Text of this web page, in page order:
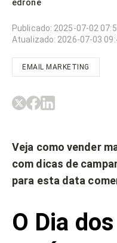
edrone
Publicado: 2025-07-02
Atualizado: 2026-07-03
EMAIL MARKETING
Veja como vender
com dicas de
para esta data
O Dia